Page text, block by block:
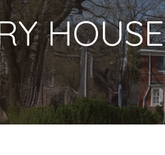
ション HOUSE